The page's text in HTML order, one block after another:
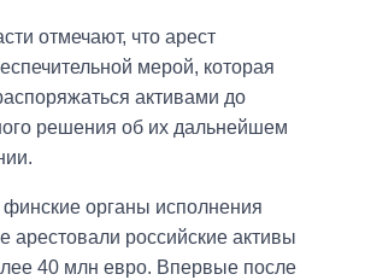
отмечают, что арест
мерой, которая
активами до
решения об их дальнейшем
органы исполнения
арестовали российские активы
40 млн евро. Впервые после